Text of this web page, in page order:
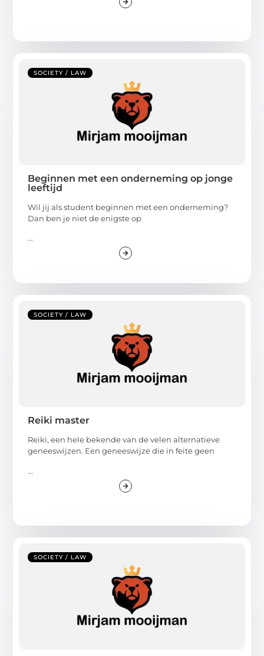
SOCIETY / LAW
Beginnen met een onderneming op jonge
leeftijd
Wil jij als student beginnen met een onderneming?
Dan ben je niet de enigste op
...
SOCIETY / LAW
Reiki master
Reiki, een hele bekende van de velen alternatieve
geneeswijzen. Een geneeswijze die in feite geen
...
SOCIETY / LAW